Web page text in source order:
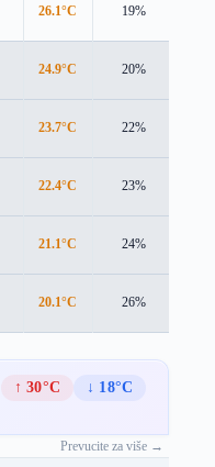
26.1°C 19%
24.9°C 20%
23.7°C 22%
22.4°C 23%
21.1°C 24%
20.1°C 26%
↑ 30°C
↓ 18°C
Prevucite za više →